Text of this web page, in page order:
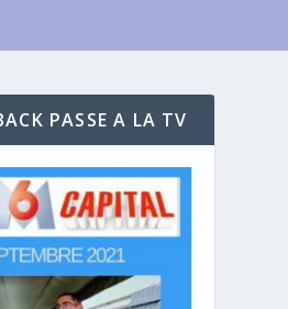
PASSE A LA TV